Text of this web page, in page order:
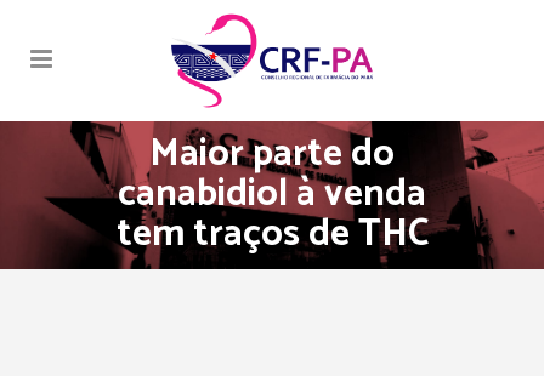
Maior parte do
canabidiol à venda
tem traços de THC